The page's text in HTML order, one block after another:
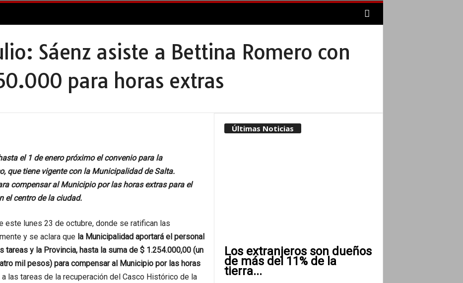
Sáenz asiste a Bettina Romero con
para horas extras
el 1 de enero próximo el convenio para la
que tiene vigente con la Municipalidad de Salta.
compensar al Municipio por las horas extras para el
el centro de la ciudad.
este lunes 23 de octubre, donde se ratifican las
y se aclara que la Municipalidad aportará el personal
tareas y la Provincia, hasta la suma de $ 1.254.000,00 (un
mil pesos) para compensar al Municipio por las horas
las tareas de la recuperación del Casco Histórico de la
Últimas Noticias
Los extranjeros son dueños
de más del 11% de la
tierra...